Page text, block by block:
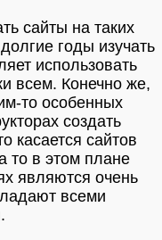
сайты на таких
годы изучать
использовать
всем. Конечно же,
то особенных
создать
касается сайтов
то в этом плане
являются очень
всеми